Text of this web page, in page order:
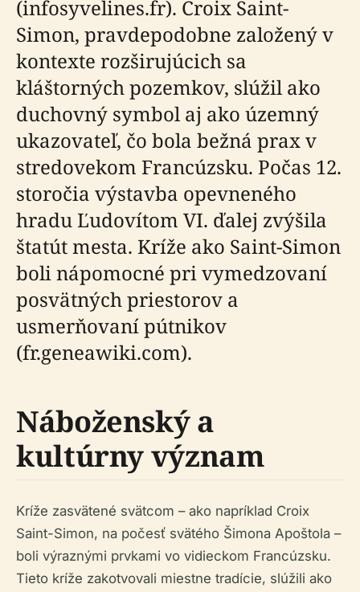
(infosyvelines.fr). Croix Saint-
Simon, pravdepodobne založený v
kontexte rozširujúcich sa
kláštorných pozemkov, slúžil ako
duchovný symbol aj ako územný
ukazovateľ, čo bola bežná prax v
stredovekom Francúzsku. Počas 12.
storočia výstavba opevneného
hradu Ľudovítom VI. ďalej zvýšila
štatút mesta. Kríže ako Saint-Simon
boli nápomocné pri vymedzovaní
posvätných priestorov a
usmerňovaní pútnikov
(fr.geneawiki.com).
Náboženský a
kultúrny význam
Kríže zasvätené svätcom – ako napríklad Croix
Saint-Simon, na počesť svätého Šimona Apoštola –
boli výraznými prvkami vo vidieckom Francúzsku.
Tieto kríže zakotvovali miestne tradície, slúžili ako